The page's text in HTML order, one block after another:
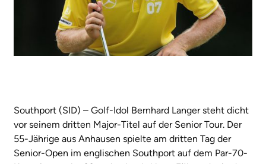
Southport (SID) – Golf-Idol Bernhard Langer steht dicht
vor seinem dritten Major-Titel auf der Senior Tour. Der
55-Jährige aus Anhausen spielte am dritten Tag der
Senior-Open im englischen Southport auf dem Par-70-